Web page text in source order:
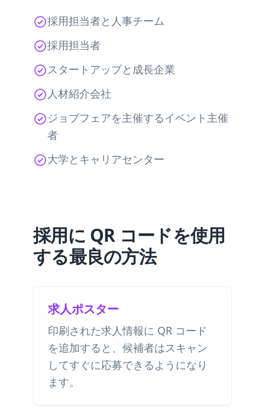
採用担当者と人事チーム
採用担当者
スタートアップと成長企業
人材紹介会社
ジョブフェアを主催するイベント主催
者
大学とキャリアセンター
採用に QR コードを使用
する最良の方法
求人ポスター
印刷された求人情報に QR コード
を追加すると、候補者はスキャン
してすぐに応募できるようになり
ます。